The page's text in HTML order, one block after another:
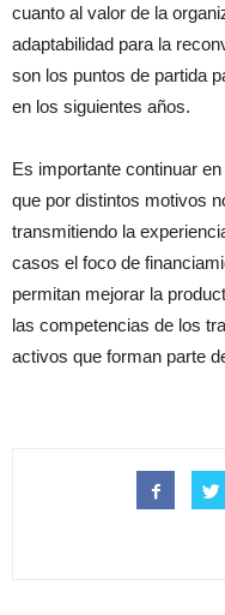
cuanto al valor de la
adaptabilidad para la
son los puntos de partida
en los siguientes años.
Es importante continuar
que por distintos motivos
transmitiendo la
casos el foco de
permitan mejorar la
las competencias de los
activos que forman parte